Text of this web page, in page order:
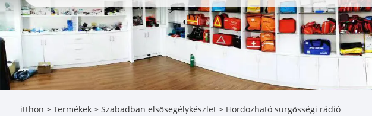
itthon > Termékek> Szabadban elsősegélykészlet> Hordozható sürgősségi rádió